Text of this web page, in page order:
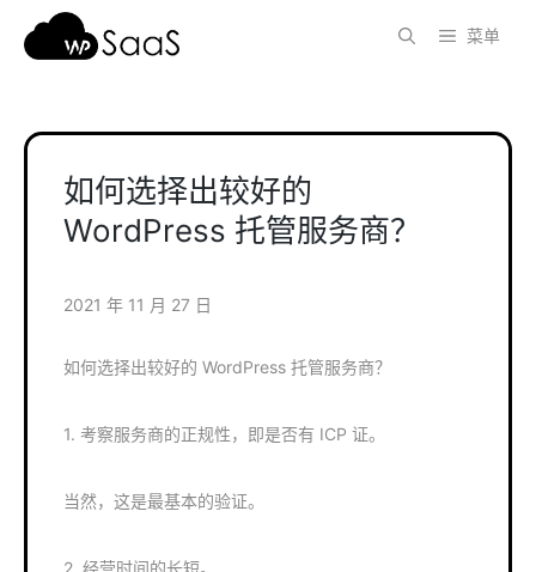
菜单
如何选择出较好的
WordPress 托管服务商？
2021 年 11 月 27 日
如何选择出较好的 WordPress 托管服务商？
1. 考察服务商的正规性，即是否有 ICP 证。
当然，这是最基本的验证。
2. 经营时间的长短。